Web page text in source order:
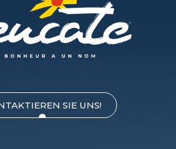
SIE UNS!